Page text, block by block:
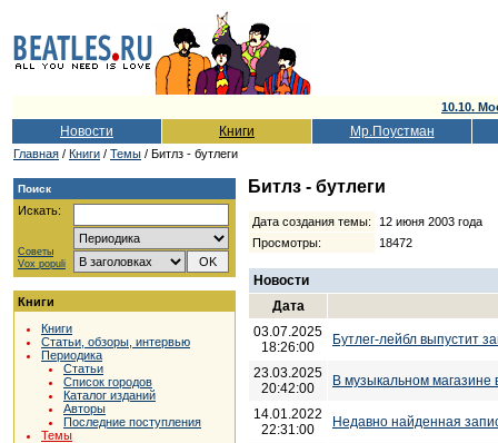
10.10.
Новости Книги Мр.Поустман
Главная / Книги / Темы / Битлз - бутлеги
Поиск
Искать:
Советы
Vox populi
Книги
Книги
Статьи, обзоры, интервью
Периодика
Статьи
Список городов
Каталог изданий
Авторы
Последние поступления
Темы
Битлз - бутлеги
Дата создания темы:
12 июня 2003 года
Просмотры:
18472
Новости
Дата
03.07.2025
18:26:00
Бутлег-лейбл выпустит
23.03.2025
20:42:00
В музыкальном
14.01.2022
22:31:00
Недавно найденная